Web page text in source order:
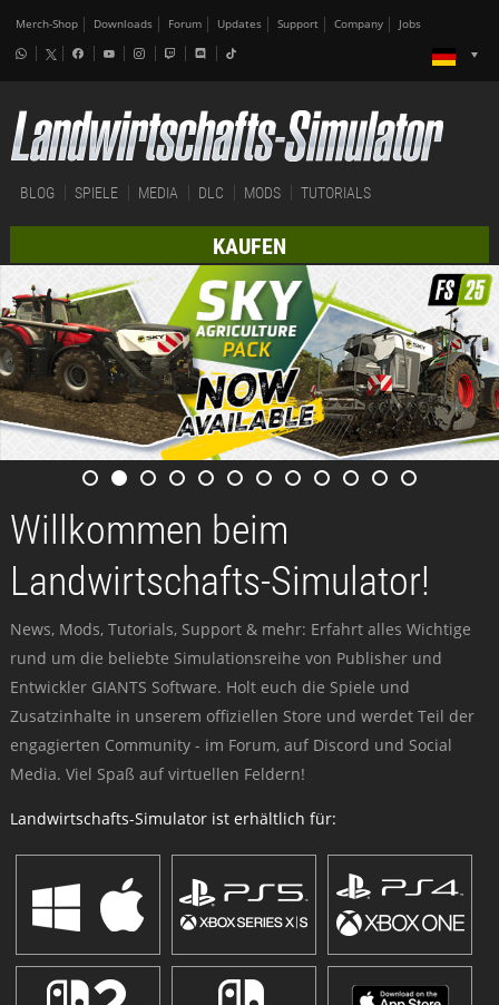
Merch-Shop Downloads Forum Updates Support Company Jobs
BLOG SPIELE MEDIA DLC MODS TUTORIALS
KAUFEN
Willkommen beim
Landwirtschafts-Simulator!
News, Mods, Tutorials, Support & mehr: Erfahrt alles Wichtige
rund um die beliebte Simulationsreihe von Publisher und
Entwickler GIANTS Software. Holt euch die Spiele und
Zusatzinhalte in unserem offiziellen Store und werdet Teil der
engagierten Community - im Forum, auf Discord und Social
Media. Viel Spaß auf virtuellen Feldern!
Landwirtschafts-Simulator ist erhältlich für: